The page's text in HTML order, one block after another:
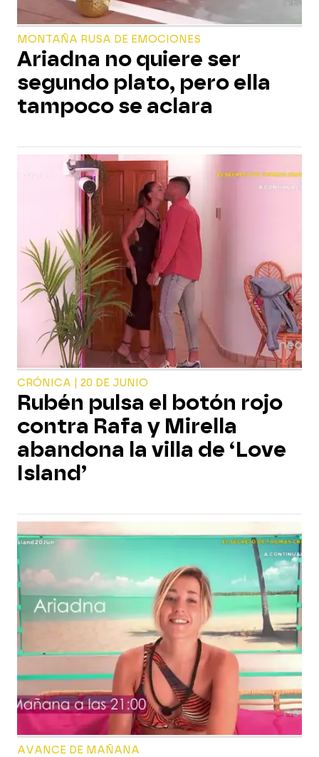
MONTAÑA RUSA DE EMOCIONES
Ariadna no quiere ser
segundo plato, pero ella
tampoco se aclara
CRÓNICA | 20 DE JUNIO
Rubén pulsa el botón rojo
contra Rafa y Mirella
abandona la villa de ‘Love
Island’
AVANCE DE MAÑANA